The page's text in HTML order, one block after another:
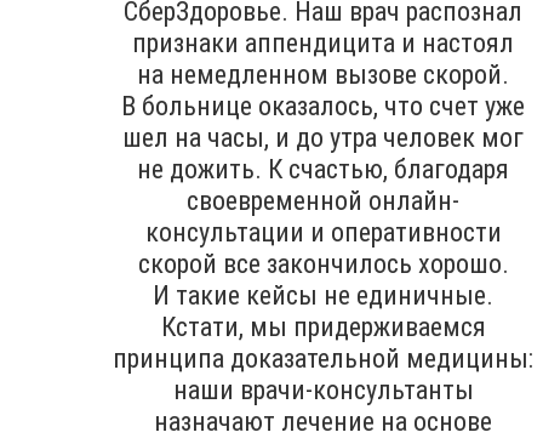
СберЗдоровье. Наш врач распознал
признаки аппендицита и настоял
на немедленном вызове скорой.
В больнице оказалось, что счет уже
шел на часы, и до утра человек мог
не дожить. К счастью, благодаря
своевременной онлайн-
консультации и оперативности
скорой все закончилось хорошо.
И такие кейсы не единичные.
Кстати, мы придерживаемся
принципа доказательной медицины:
наши врачи-консультанты
назначают лечение на основе